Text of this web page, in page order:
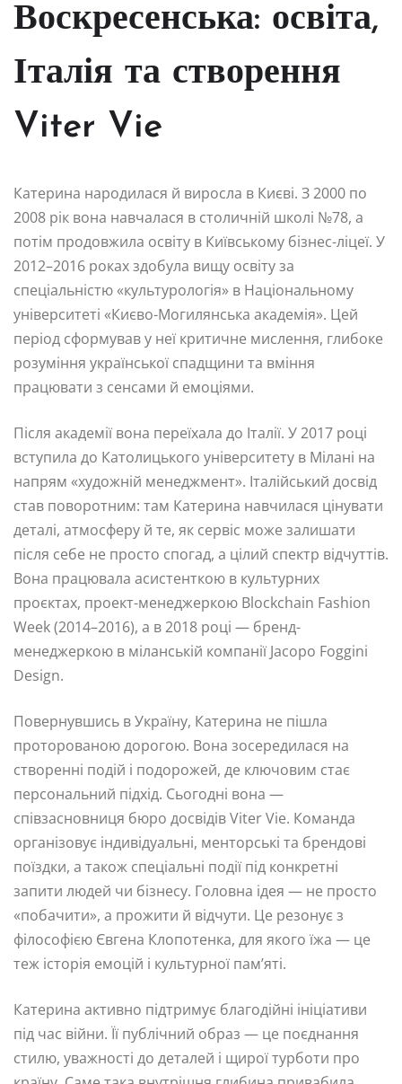
Воскресенська: освіта,
Італія та створення
Viter Vie
Катерина народилася й виросла в Києві. З 2000 по
2008 рік вона навчалася в столичній школі №78, а
потім продовжила освіту в Київському бізнес-ліцеї. У
2012–2016 роках здобула вищу освіту за
спеціальністю «культурологія» в Національному
університеті «Києво-Могилянська академія». Цей
період сформував у неї критичне мислення, глибоке
розуміння української спадщини та вміння
працювати з сенсами й емоціями.
Після академії вона переїхала до Італії. У 2017 році
вступила до Католицького університету в Мілані на
напрям «художній менеджмент». Італійський досвід
став поворотним: там Катерина навчилася цінувати
деталі, атмосферу й те, як сервіс може залишати
після себе не просто спогад, а цілий спектр відчуттів.
Вона працювала асистенткою в культурних
проєктах, проект-менеджеркою Blockchain Fashion
Week (2014–2016), а в 2018 році — бренд-
менеджеркою в міланській компанії Jacopo Foggini
Design.
Повернувшись в Україну, Катерина не пішла
проторованою дорогою. Вона зосередилася на
створенні подій і подорожей, де ключовим стає
персональний підхід. Сьогодні вона —
співзасновниця бюро досвідів Viter Vie. Команда
організовує індивідуальні, менторські та брендові
поїздки, а також спеціальні події під конкретні
запити людей чи бізнесу. Головна ідея — не просто
«побачити», а прожити й відчути. Це резонує з
філософією Євгена Клопотенка, для якого їжа — це
теж історія емоцій і культурної пам’яті.
Катерина активно підтримує благодійні ініціативи
під час війни. Її публічний образ — це поєднання
стилю, уважності до деталей і щирої турботи про